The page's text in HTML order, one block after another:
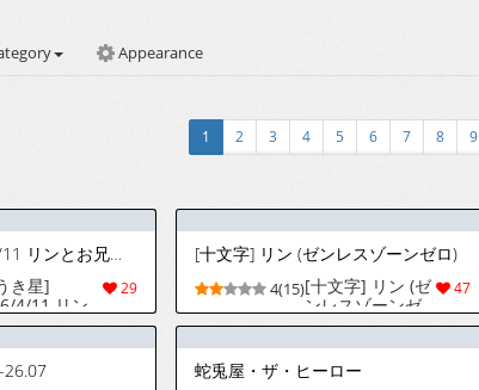
Appearance
1 2 3 4 5 6 7 8 9
[ほうき星] 2026/4/11 リンとお兄ちゃん...
29
き星]
4/11 リン
兄ちゃん...
[十文字] リン (ゼンレスゾーンゼロ)
47
4(15)[十文字] リン (ゼ
ンレスゾーンゼ
ロ)
26.07 蛇兎屋・ザ・ヒーロー